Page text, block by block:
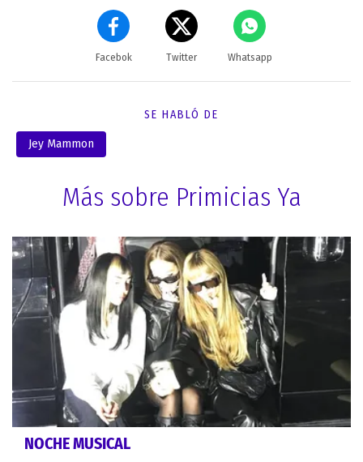
Facebok Twitter Whatsapp
SE HABLÓ DE
Jey Mammon
Más sobre Primicias Ya
NOCHE MUSICAL